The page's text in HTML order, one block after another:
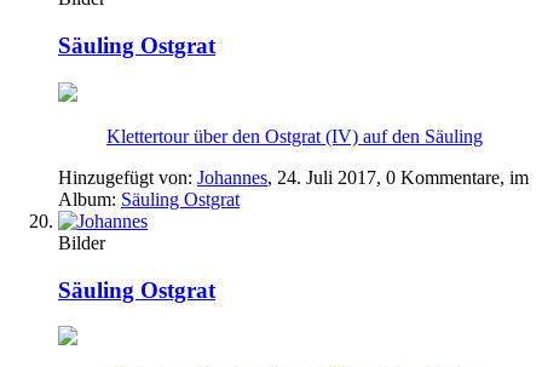
Säuling Ostgrat
Klettertour über den Ostgrat (IV) auf den Säuling
Hinzugefügt von: Johannes, 24. Juli 2017, 0 Kommentare, im
Album: Säuling Ostgrat
Bilder
Säuling Ostgrat